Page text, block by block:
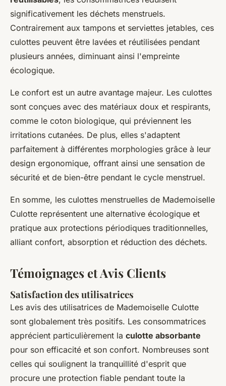
significativement les déchets menstruels.
Contrairement aux tampons et serviettes jetables, ces
culottes peuvent être lavées et réutilisées pendant
plusieurs années, diminuant ainsi l'empreinte
écologique.
Le confort est un autre avantage majeur. Les culottes
sont conçues avec des matériaux doux et respirants,
comme le coton biologique, qui préviennent les
irritations cutanées. De plus, elles s'adaptent
parfaitement à différentes morphologies grâce à leur
design ergonomique, offrant ainsi une sensation de
sécurité et de bien-être pendant le cycle menstruel.
En somme, les culottes menstruelles de Mademoiselle
Culotte représentent une alternative écologique et
pratique aux protections périodiques traditionnelles,
alliant confort, absorption et réduction des déchets.
Témoignages et Avis Clients
Satisfaction des utilisatrices
Les avis des utilisatrices de Mademoiselle Culotte
sont globalement très positifs. Les consommatrices
apprécient particulièrement la culotte absorbante
pour son efficacité et son confort. Nombreuses sont
celles qui soulignent la tranquillité d'esprit que
procure une protection fiable pendant toute la